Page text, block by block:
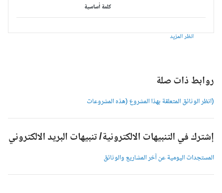
كلمة أساسية
انظر المزيد
روابط ذات صلة
(انظر الوثائق المتعلقة بهذا المشروع (هذه المشروعات
إشترك في التنبيهات الالكترونية/ تنبيهات البريد الالكتروني
المستجدات اليومية عن آخر المشاريع والوثائق